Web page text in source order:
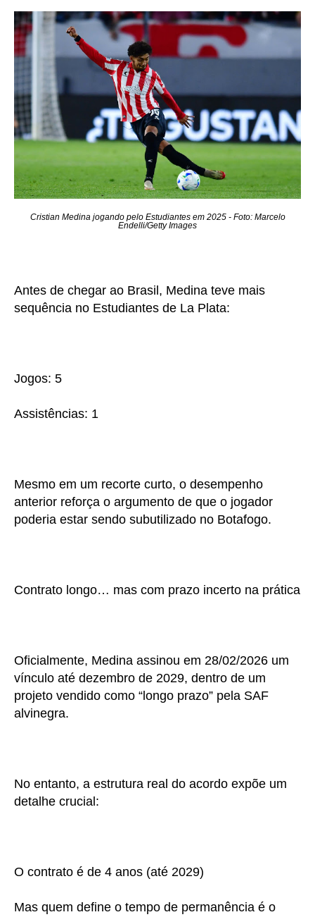
Cristian Medina jogando pelo Estudiantes em 2025 - Foto: Marcelo
Endelli/Getty Images
Antes de chegar ao Brasil, Medina teve mais
sequência no Estudiantes de La Plata:
Jogos: 5
Assistências: 1
Mesmo em um recorte curto, o desempenho
anterior reforça o argumento de que o jogador
poderia estar sendo subutilizado no Botafogo.
Contrato longo… mas com prazo incerto na prática
Oficialmente, Medina assinou em 28/02/2026 um
vínculo até dezembro de 2029, dentro de um
projeto vendido como “longo prazo” pela SAF
alvinegra.
No entanto, a estrutura real do acordo expõe um
detalhe crucial:
O contrato é de 4 anos (até 2029)
Mas quem define o tempo de permanência é o